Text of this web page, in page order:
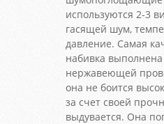
используются 2-3
гасящей шум,
давление. Самая
набивка выполнена
нержавеющей
она не боится
за счет своей
выдувается. Она